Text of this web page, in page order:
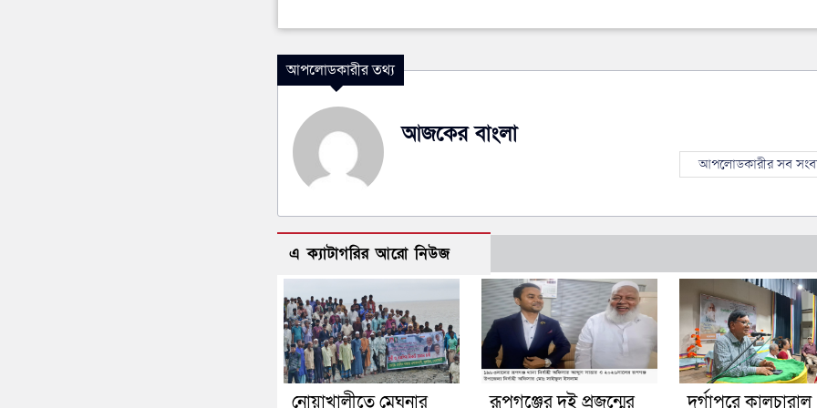
আপলোডকারীর তথ্য
আজকের বাংলা
আপলোডকারীর সব
এ ক্যাটাগরির আরো নিউজ
নোয়াখালীতে মেঘনার রূপগঞ্জের দুই প্রজন্মের দুর্গাপুরে কালচারাল